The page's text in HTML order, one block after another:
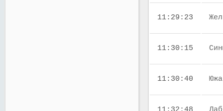
11:29:23
11:30:15
11:30:40